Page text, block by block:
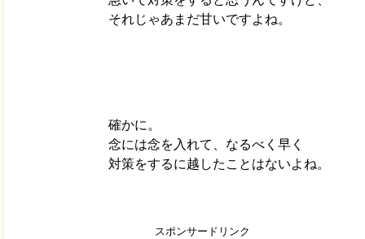
それじゃあまだ甘いですよね。
確かに。
念には念を入れて、なるべく早く
対策をするに越したことはないよね。
スポンサードリンク